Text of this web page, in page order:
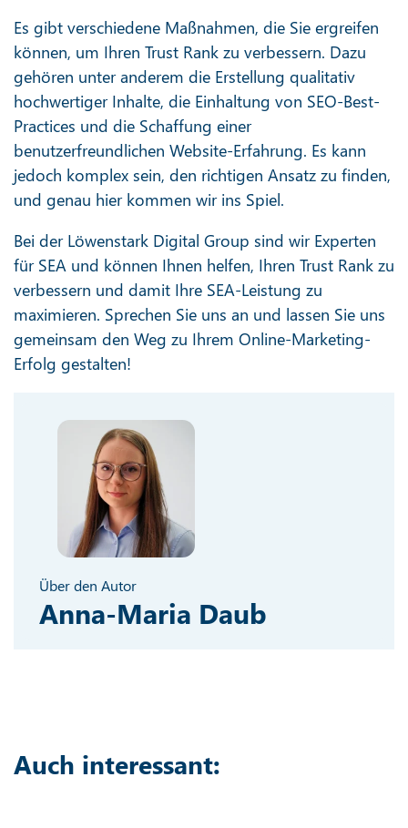
Es gibt verschiedene Maßnahmen, die Sie ergreifen
können, um Ihren Trust Rank zu verbessern. Dazu
gehören unter anderem die Erstellung qualitativ
hochwertiger Inhalte, die Einhaltung von SEO-Best-
Practices und die Schaffung einer
benutzerfreundlichen Website-Erfahrung. Es kann
jedoch komplex sein, den richtigen Ansatz zu finden,
und genau hier kommen wir ins Spiel.
Bei der Löwenstark Digital Group sind wir Experten
für SEA und können Ihnen helfen, Ihren Trust Rank zu
verbessern und damit Ihre SEA-Leistung zu
maximieren. Sprechen Sie uns an und lassen Sie uns
gemeinsam den Weg zu Ihrem Online-Marketing-
Erfolg gestalten!
Über den Autor
Anna-Maria Daub
Auch interessant: